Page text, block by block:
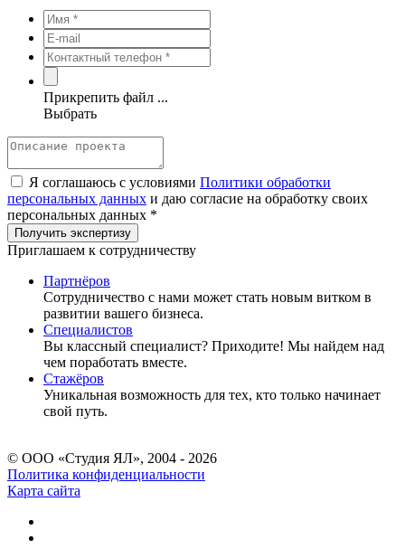
Прикрепить файл ...
Выбрать
Я соглашаюсь с условиями Политики обработки
персональных данных и даю согласие на обработку своих
персональных данных *
Приглашаем к сотрудничеству
Партнёров
Сотрудничество c нами может стать новым витком в
развитии вашего бизнеса.
Специалистов
Вы классный специалист? Приходите! Мы найдем над
чем поработать вместе.
Стажёров
Уникальная возможность для тех, кто только начинает
свой путь.
© ООО «Студия ЯЛ», 2004 - 2026
Политика конфиденциальности
Карта сайта